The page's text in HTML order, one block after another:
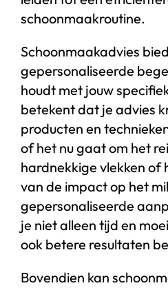
schoonmaakroutine.
Schoonmaakadvies
gepersonaliseerde
houdt met jouw
betekent dat je advies
producten en
of het nu gaat om het
hardnekkige vlekken of
van de impact op het
gepersonaliseerde
je niet alleen tijd en
ook betere resultaten
Bovendien kan